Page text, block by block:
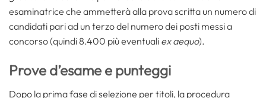
esaminatrice che ammetterà alla prova scritta un numero di
candidati pari ad un terzo del numero dei posti messi a
concorso (quindi 8.400 più eventuali ex aequo).
Prove d’esame e punteggi
Dopo la prima fase di selezione per titoli, la procedura